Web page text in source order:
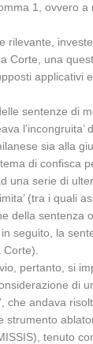
1, ovvero a
rilevante,
Corte, una
applicativi
sentenze di
l’incongruita’
sia alla
di confisca
una serie di
(tra i quali
della sentenza
seguito, la
pertanto, si
di
che andava
strumento
tenuto